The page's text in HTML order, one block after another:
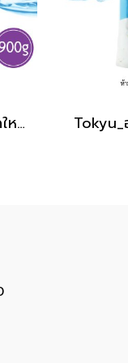
อาหารปลา F1 เอฟวัน_เม็ดใหญ่ / สีเขียว [900g]